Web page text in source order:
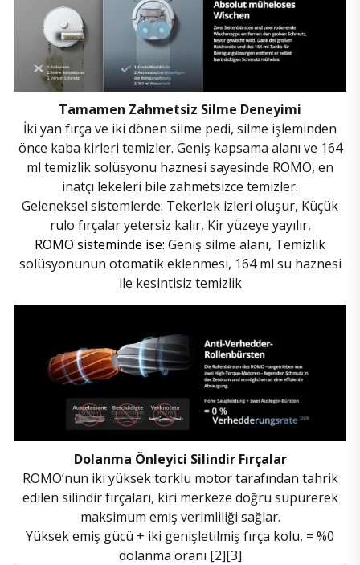
Tamamen Zahmetsiz Silme Deneyimi
İki yan fırça ve iki dönen silme pedi, silme işleminden
önce kaba kirleri temizler. Geniş kapsama alanı ve 164
ml temizlik solüsyonu haznesi sayesinde ROMO, en
inatçı lekeleri bile zahmetsizce temizler.
Geleneksel sistemlerde: Tekerlek izleri oluşur, Küçük
rulo fırçalar yetersiz kalır, Kir yüzeye yayılır,
ROMO sisteminde ise: Geniş silme alanı, Temizlik
solüsyonunun otomatik eklenmesi, 164 ml su haznesi
ile kesintisiz temizlik
Dolanma Önleyici Silindir Fırçalar
ROMO’nun iki yüksek torklu motor tarafından tahrik
edilen silindir fırçaları, kiri merkeze doğru süpürerek
maksimum emiş verimliliği sağlar.
Yüksek emiş gücü + iki genişletilmiş fırça kolu, = %0
dolanma oranı [2][3]